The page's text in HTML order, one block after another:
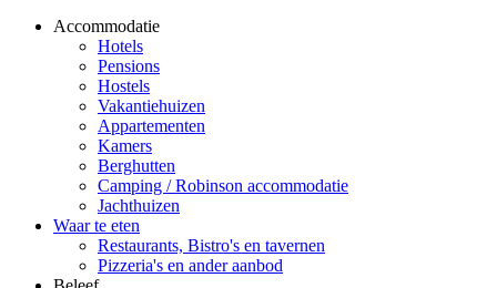
Accommodatie
Hotels
Pensions
Hostels
Vakantiehuizen
Appartementen
Kamers
Berghutten
Camping / Robinson accommodatie
Jachthuizen
Waar te eten
Restaurants, Bistro's en tavernen
Pizzeria's en ander aanbod